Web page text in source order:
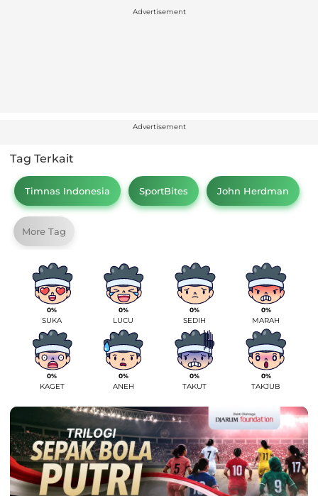
Advertisement
Advertisement
Tag Terkait
Timnas Indonesia SportBites John Herdman
More Tag
0%
SUKA
0%
LUCU
0%
SEDIH
0%
MARAH
0%
KAGET
0%
ANEH
0%
TAKUT
0%
TAKJUB